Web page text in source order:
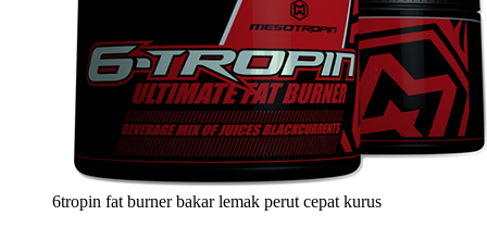
6tropin fat burner bakar lemak perut cepat kurus